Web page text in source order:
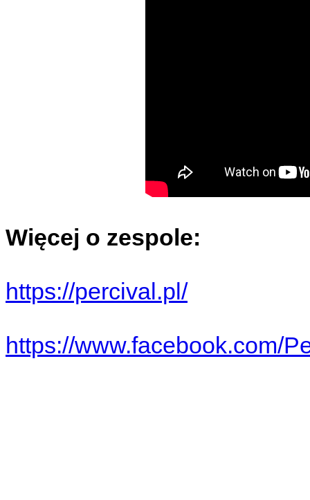
Więcej o zespole:
https://percival.pl/
https://www.facebook.com/